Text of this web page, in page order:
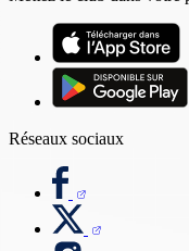
Réseaux sociaux